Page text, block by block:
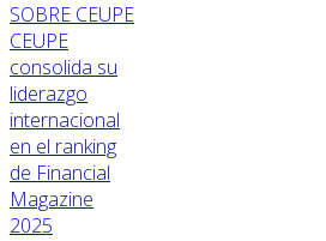
SOBRE CEUPE
CEUPE
consolida su
liderazgo
internacional
en el ranking
de Financial
Magazine
2025